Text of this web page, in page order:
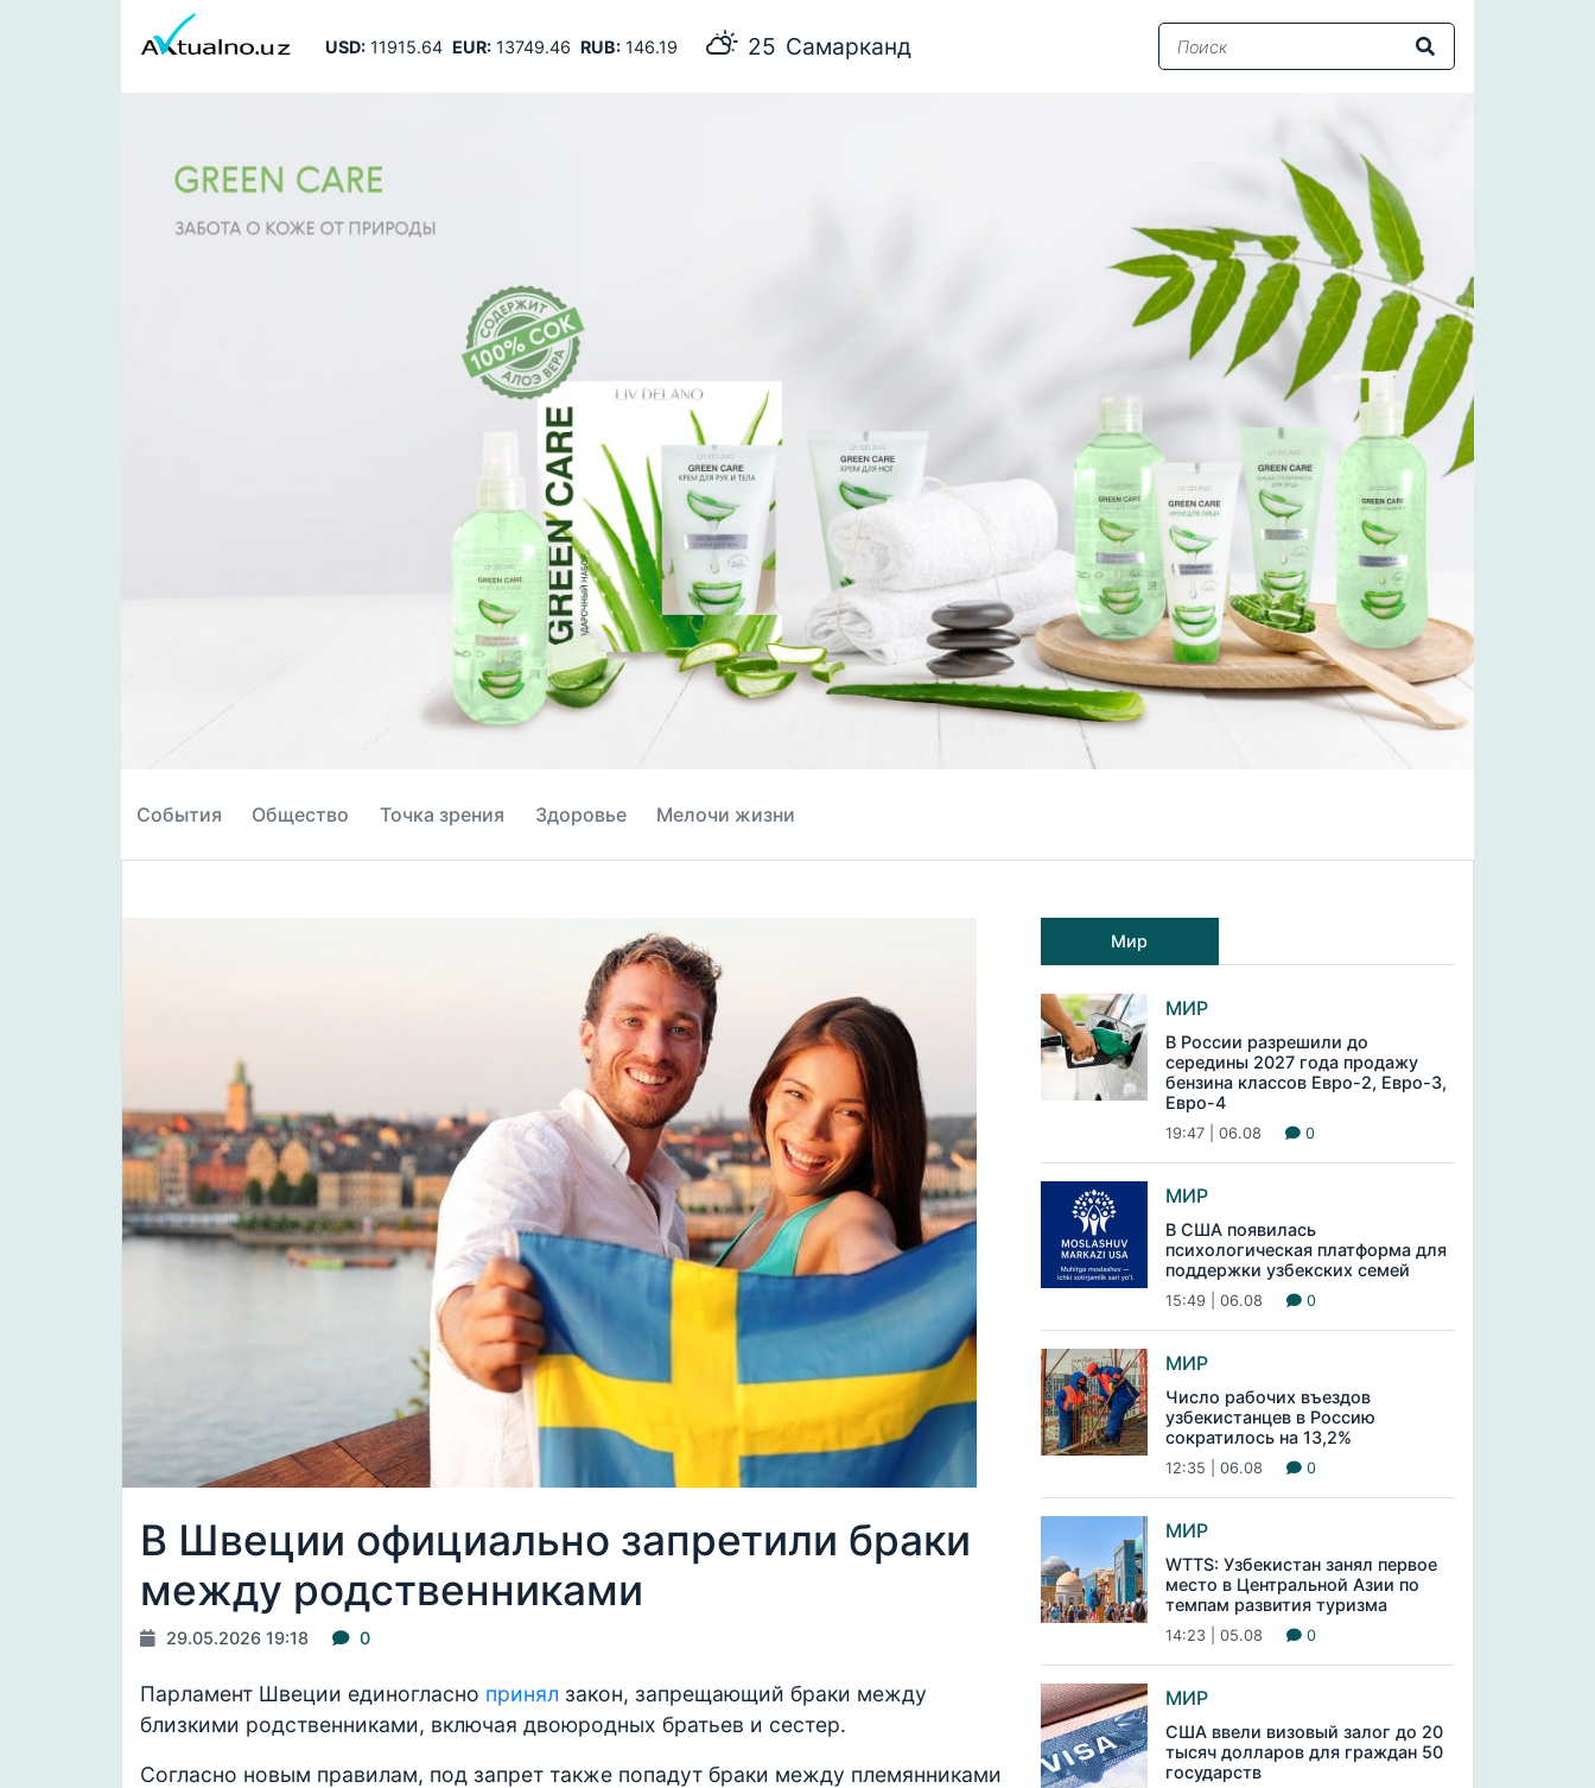
USD:11915.64 EUR:13749.46 RUB:146.19 25 Самарканд
События Общество Точка зрения Здоровье Мелочи жизни
В Швеции официально запретили браки
между родственниками
29.05.2026 19:18 0
Парламент Швеции единогласно принял закон, запрещающий браки между
близкими родственниками, включая двоюродных братьев и сестер.
Согласно новым правилам, под запрет также попадут браки между племянниками
Мир
МИР
В России разрешили до
середины 2027 года продажу
бензина классов Евро-2, Евро-3,
Евро-4
19:47 | 06.08 0
МИР
В США появилась
психологическая платформа для
поддержки узбекских семей
15:49 | 06.08 0
МИР
Число рабочих въездов
узбекистанцев в Россию
сократилось на 13,2%
12:35 | 06.08 0
МИР
WTTS: Узбекистан занял первое
место в Центральной Азии по
темпам развития туризма
14:23 | 05.08 0
МИР
США ввели визовый залог до 20
тысяч долларов для граждан 50
государств